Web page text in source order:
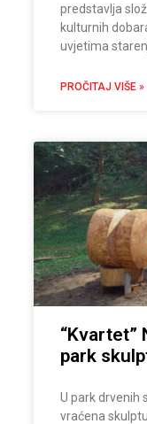
predstavlja
kulturnih
uvjetima
PROČITAJ VIŠE »
“Kvartet”
park
U park drvenih
vraćena